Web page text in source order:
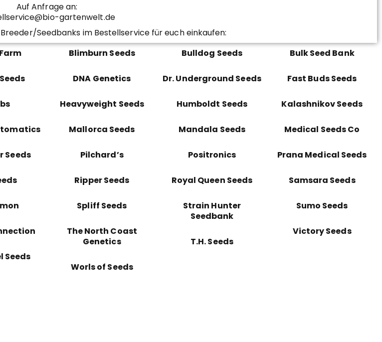
Auf Anfrage an:
gartenwelt.de
Seedbanks im Bestellservice für euch einkaufen:
Seeds
Seeds
Blimburn Seeds
DNA Genetics
Heavyweight Seeds
Mallorca Seeds
Pilchard’s
Ripper Seeds
Spliff Seeds
The North Coast
Genetics
Worls of Seeds
Bulldog Seeds
Dr. Underground Seeds
Humboldt Seeds
Mandala Seeds
Positronics
Royal Queen Seeds
Strain Hunter
Seedbank
T.H. Seeds
Bulk Seed Bank
Fast Buds Seeds
Kalashnikov Seeds
Medical Seeds Co
Prana Medical Seeds
Samsara Seeds
Sumo Seeds
Victory Seeds